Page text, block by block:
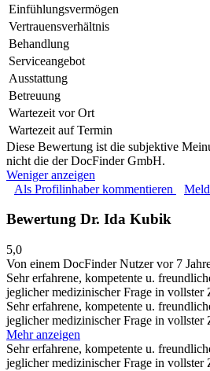
Einfühlungsvermögen
Vertrauensverhältnis
Behandlung
Serviceangebot
Ausstattung
Betreuung
Wartezeit vor Ort
Wartezeit auf Termin
Diese Bewertung ist die subjektive
nicht die der DocFinder GmbH.
Weniger anzeigen
Als Profilinhaber kommentieren
Bewertung Dr. Ida Kubik
5,0
Von einem DocFinder Nutzervor 7
Sehr erfahrene, kompetente u.
jeglicher medizinischer Frage in vollster
Sehr erfahrene, kompetente u.
jeglicher medizinischer Frage in vollster
Mehr anzeigen
Sehr erfahrene, kompetente u.
jeglicher medizinischer Frage in vollster